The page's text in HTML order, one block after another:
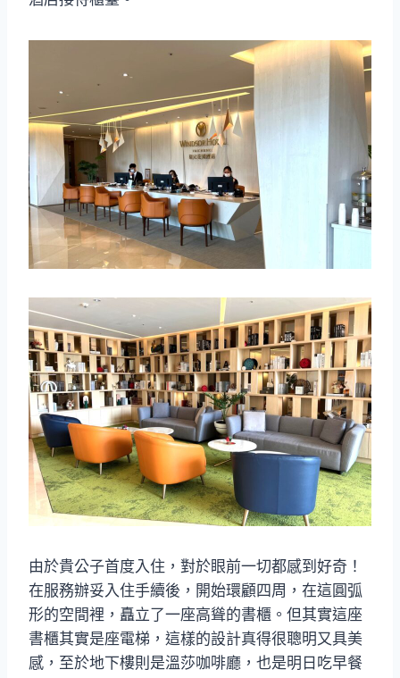
由於貴公子首度入住，對於眼前一切都感到好奇！
在服務辦妥入住手續後，開始環顧四周，在這圓弧
形的空間裡，矗立了一座高聳的書櫃。但其實這座
書櫃其實是座電梯，這樣的設計真得很聰明又具美
感，至於地下樓則是溫莎咖啡廳，也是明日吃早餐